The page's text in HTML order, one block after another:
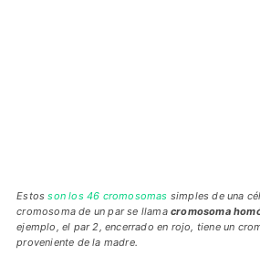
Estosson los 46 cromosomas simples de una
cromosoma de un par se llama cromosoma
ejemplo, el par 2, encerrado en rojo, tiene un
proveniente de la madre.